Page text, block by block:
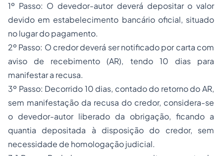
1º Passo: O devedor-autor deverá depositar o valor
devido em estabelecimento bancário oficial, situado
no lugar do pagamento.
2º Passo: O credor deverá ser notificado por carta com
aviso de recebimento (AR), tendo 10 dias para
manifestar a recusa.
3º Passo: Decorrido 10 dias, contado do retorno do AR,
sem manifestação da recusa do credor, considera-se
o devedor-autor liberado da obrigação, ficando a
quantia depositada à disposição do credor, sem
necessidade de homologação judicial.